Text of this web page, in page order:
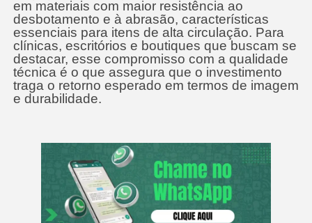
em materiais com maior resistência ao
desbotamento e à abrasão, características
essenciais para itens de alta circulação. Para
clínicas, escritórios e boutiques que buscam se
destacar, esse compromisso com a qualidade
técnica é o que assegura que o investimento
traga o retorno esperado em termos de imagem
e durabilidade.